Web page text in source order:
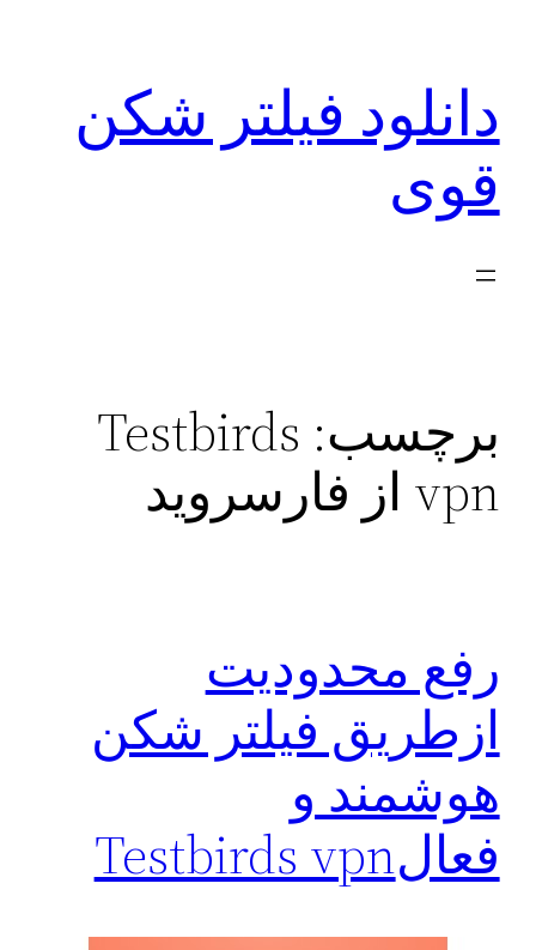
دانلود فیلتر شکن
قوی
برچسب: Testbirds
vpn از فارسروید
رفع محدودیت
ازطریق فیلتر شکن
هوشمند و
فعالTestbirds vpn